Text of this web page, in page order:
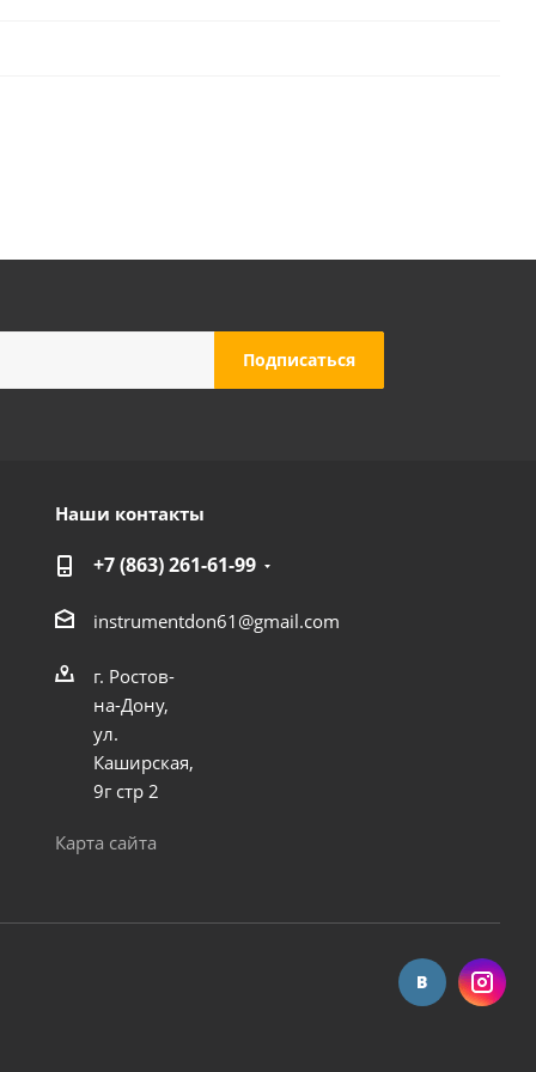
Наши контакты
+7 (863) 261-61-99
instrumentdon61@gmail.com
г. Ростов-
на-Дону,
ул.
Каширская,
9г стр 2
Карта сайта